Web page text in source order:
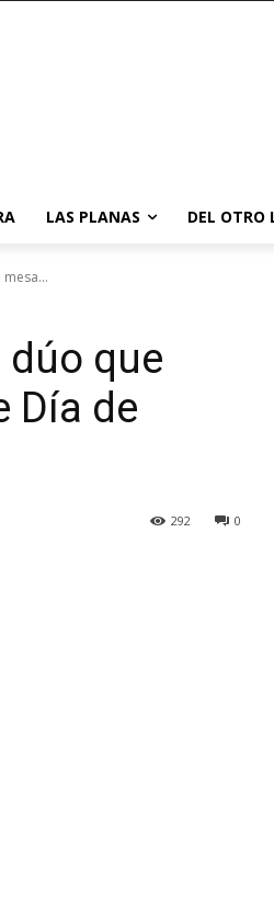
LAS PLANAS DEL OTRO
dúo que
Día de
0
292